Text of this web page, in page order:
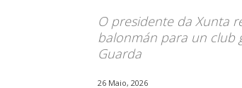
O presidente da Xunta
balonmán para un club
Guarda
26 Maio, 2026